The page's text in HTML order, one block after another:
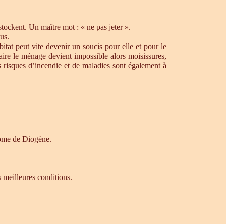
Un maître mot : « ne pas jeter ».
peut vite devenir un soucis pour elle et pour le
le ménage devient impossible alors moisissures,
d’incendie et de maladies sont également à
de Diogène.
meilleures conditions.